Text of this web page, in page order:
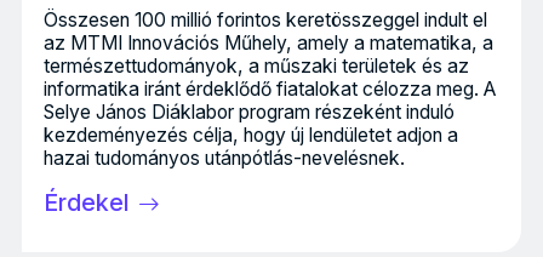
Összesen 100 millió forintos keretösszeggel indult el
az MTMI Innovációs Műhely, amely a matematika, a
természettudományok, a műszaki területek és az
informatika iránt érdeklődő fiatalokat célozza meg. A
Selye János Diáklabor program részeként induló
kezdeményezés célja, hogy új lendületet adjon a
hazai tudományos utánpótlás-nevelésnek.
Érdekel